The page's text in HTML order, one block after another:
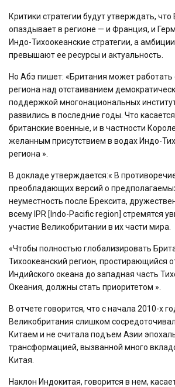
Критики стратегии будут утверждать,
опаздывает в регионе — и Франция, и
Индо-Тихоокеанские стратегии, а
превышают ее ресурсы и актуальность.
Но Абэ пишет: «Британия может работать
региона над отстаиванием
поддержкой многонациональных
развились в последние годы. Что
британские военные, и в частности
желанным присутствием в водах Индо-
региона ».
В докладе утверждается:« В
преобладающих версий о
неуместность после Брексита,
всему IPR [Indo-Pacific region] стремятся
участие Великобритании в их части мира.
«Чтобы полностью глобализировать
Тихоокеанский регион, простирающийся
Индийского океана до западная часть
Океания, должны стать приоритетом ».
В отчете говорится, что с начала 2010-х
Великобритания слишком
Китаем и не считала подъем Азии
трансформацией, вызванной много
Китая.
Наклон Индокитая, говорится в нем,